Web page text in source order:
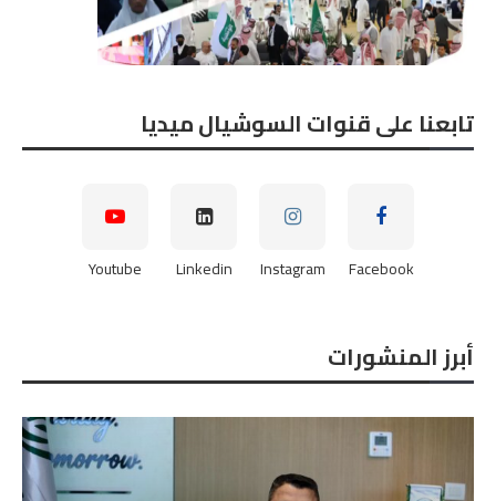
تابعنا على قنوات السوشيال ميديا
Facebook
Instagram
Linkedin
Youtube
أبرز المنشورات